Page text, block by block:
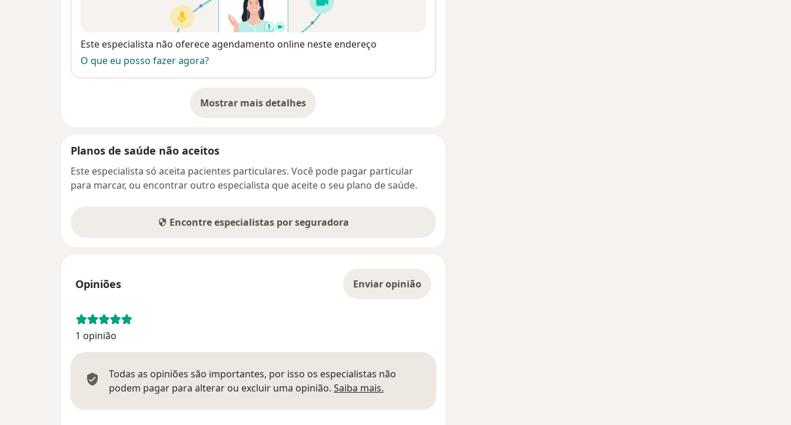
Disponibilidade
Este especialista não oferece agendamento online neste endereço
O que eu posso fazer agora?
Mostrar mais detalhes
sobre o endereço
Planos de saúde não aceitos
Este especialista só aceita pacientes particulares. Você pode pagar particular
para marcar, ou encontrar outro especialista que aceite o seu plano de saúde.
Encontre especialistas por seguradora
Opiniões Enviar opinião
1 opinião
Todas as opiniões são importantes, por isso os especialistas não
podem pagar para alterar ou excluir uma opinião. Saiba mais.